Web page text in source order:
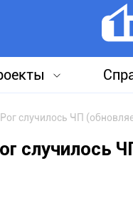
случилось ЧП
случилось